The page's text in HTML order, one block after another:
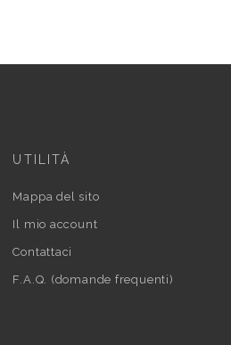
UTILITÀ
Mappa del sito
Il mio account
Contattaci
F.A.Q. (domande frequenti)